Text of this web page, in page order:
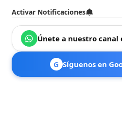
Activar Notificaciones
Únete a nuestro canal
G Síguenos en